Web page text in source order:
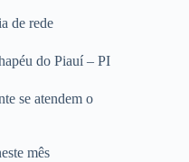
de rede
do Piauí – PI
se atendem o
mês